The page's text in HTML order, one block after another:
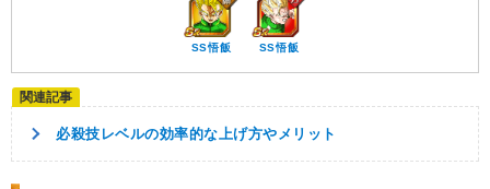
SS悟飯 SS悟飯
必殺技レベルの効率的な上げ方やメリット